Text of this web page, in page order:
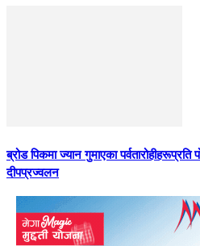
ब्रोड पिकमा ज्यान गुमाएका पर्वतारोहीहरूप्रति
दीपप्रज्वलन